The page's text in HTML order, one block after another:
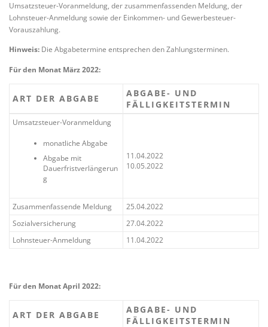
Umsatzsteuer-Voranmeldung, der zusammenfassenden Meldung, der
Lohnsteuer-Anmeldung sowie der Einkommen- und Gewerbesteuer-
Vorauszahlung.
Hinweis: Die Abgabetermine entsprechen den Zahlungsterminen.
Für den Monat März 2022:
ART DER ABGABE
ABGABE- UND
FÄLLIGKEITSTERMIN
Umsatzsteuer-Voranmeldung
monatliche Abgabe
Abgabe mit
Dauerfristverlängerun
g
11.04.2022
10.05.2022
Zusammenfassende Meldung
25.04.2022
Sozialversicherung
27.04.2022
Lohnsteuer-Anmeldung
11.04.2022
Für den Monat April 2022:
ART DER ABGABE
ABGABE- UND
FÄLLIGKEITSTERMIN